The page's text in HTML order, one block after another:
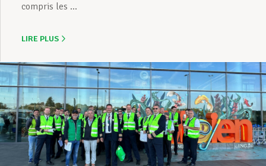
compris les ...
LIRE PLUS